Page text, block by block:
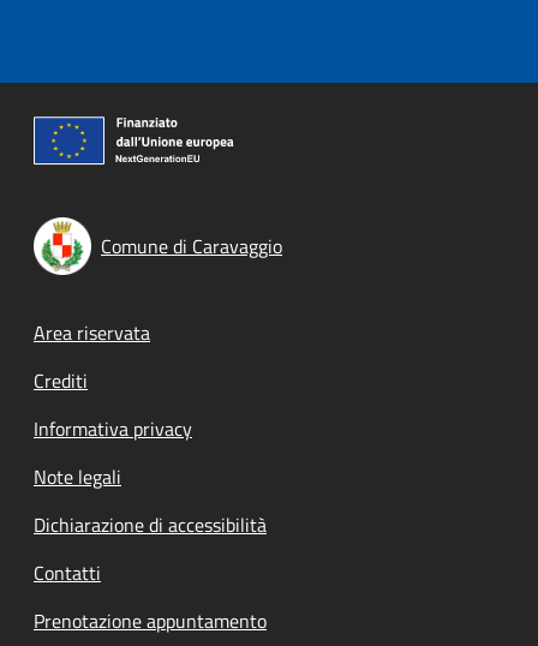
Comune di Caravaggio
Footer menu
Area riservata
Crediti
Informativa privacy
Note legali
Dichiarazione di accessibilità
Contatti
Prenotazione appuntamento